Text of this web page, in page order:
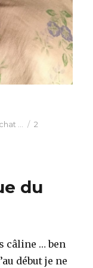
...
2
du
câline … ben
début je ne